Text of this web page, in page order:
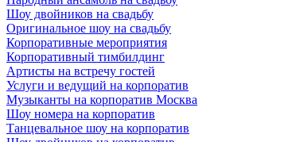
Шоу двойников на свадьбу
Оригинальное шоу на свадьбу
Корпоративные мероприятия
Корпоративный тимбилдинг
Артисты на встречу гостей
Услуги и ведущий на корпоратив
Музыканты на корпоратив Москва
Шоу номера на корпоратив
Танцевальное шоу на корпоратив